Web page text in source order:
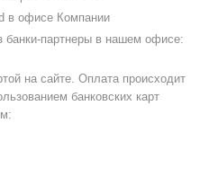
в офисе Компании
банки-партнеры в нашем офисе:
на сайте. Оплата происходит
банковских карт